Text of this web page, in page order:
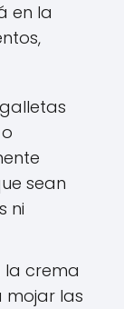
en la
sean
ni
la crema
mojar las